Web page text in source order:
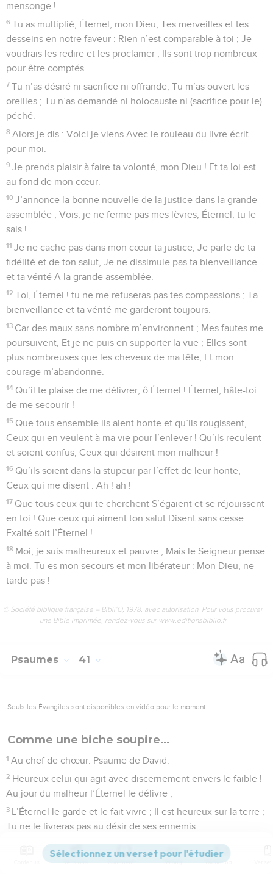
mensonge !
6 Tu as multiplié, Éternel, mon Dieu, Tes merveilles et tes
desseins en notre faveur : Rien n’est comparable à toi ; Je
voudrais les redire et les proclamer ; Ils sont trop nombreux
pour être comptés.
7 Tu n’as désiré ni sacrifice ni offrande, Tu m’as ouvert les
oreilles ; Tu n’as demandé ni holocauste ni (sacrifice pour le)
péché.
8 Alors je dis : Voici je viens Avec le rouleau du livre écrit
pour moi.
9 Je prends plaisir à faire ta volonté, mon Dieu ! Et ta loi est
au fond de mon cœur.
10 J’annonce la bonne nouvelle de la justice dans la grande
assemblée ; Vois, je ne ferme pas mes lèvres, Éternel, tu le
sais !
11 Je ne cache pas dans mon cœur ta justice, Je parle de ta
fidélité et de ton salut, Je ne dissimule pas ta bienveillance
et ta vérité A la grande assemblée.
12 Toi, Éternel ! tu ne me refuseras pas tes compassions ; Ta
bienveillance et ta vérité me garderont toujours.
13 Car des maux sans nombre m’environnent ; Mes fautes me
poursuivent, Et je ne puis en supporter la vue ; Elles sont
plus nombreuses que les cheveux de ma tête, Et mon
courage m’abandonne.
14 Qu’il te plaise de me délivrer, ô Éternel ! Éternel, hâte-toi
de me secourir !
15 Que tous ensemble ils aient honte et qu’ils rougissent,
Ceux qui en veulent à ma vie pour l’enlever ! Qu’ils reculent
et soient confus, Ceux qui désirent mon malheur !
16 Qu’ils soient dans la stupeur par l’effet de leur honte,
Ceux qui me disent : Ah ! ah !
17 Que tous ceux qui te cherchent S’égaient et se réjouissent
en toi ! Que ceux qui aiment ton salut Disent sans cesse :
Exalté soit l’Éternel !
18 Moi, je suis malheureux et pauvre ; Mais le Seigneur pense
à moi. Tu es mon secours et mon libérateur : Mon Dieu, ne
tarde pas !
© Société biblique française – Bibli’O, 1978, avec autorisation. Pour vous procurer
une Bible imprimée, rendez-vous sur www.editionsbiblio.fr
Psaumes 41
Seuls les Évangiles sont disponibles en vidéo pour le moment.
Comme une biche soupire…
1 Au chef de chœur. Psaume de David.
2 Heureux celui qui agit avec discernement envers le faible !
Au jour du malheur l’Éternel le délivre ;
3 L’Éternel le garde et le fait vivre ; Il est heureux sur la terre ;
Tu ne le livreras pas au désir de ses ennemis.
L’Éternel le soutient sur son lit de douleur ; Tu refais sa
couche pendant sa maladie.
Versions Commentaires Strong